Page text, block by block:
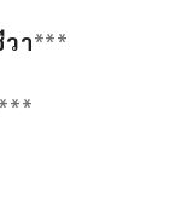
า***
***